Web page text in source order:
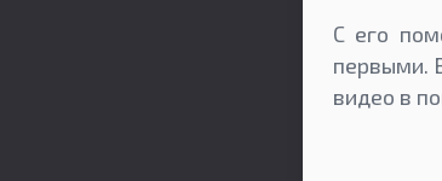
С его
первыми.
видео в